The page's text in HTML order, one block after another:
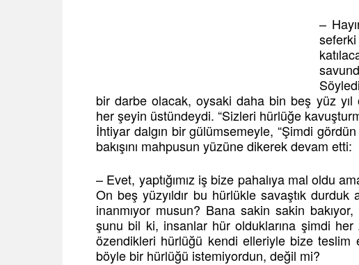
–
bir darbe olacak, oysaki daha bin beş yüz
her şeyin üstündeydi. “Sizleri hürlüğe
İhtiyar dalgın bir gülümsemeyle, “Şimdi
bakışını mahpusun yüzüne dikerek devam etti:
– Evet, yaptığımız iş bize pahalıya mal oldu
On beş yüzyıldır bu hürlükle savaştık
inanmıyor musun? Bana sakin sakin
şunu bil ki, insanlar hür olduklarına şimdi
özendikleri hürlüğü kendi elleriyle bize
böyle bir hürlüğü istemiyordun, değil mi?